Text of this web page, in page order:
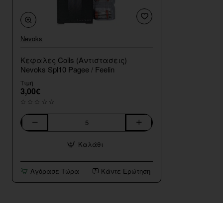
Nevoks
Κεφαλες Coils (Αντιστασεις)
Nevoks Spl10 Pagee / Feelin
Τιμή
3,00€
Κεφαλες
(Αντιστασεις)
Spl10
Pagee
/
Καλάθι
Αγόρασε Τώρα Κάντε Ερώτηση